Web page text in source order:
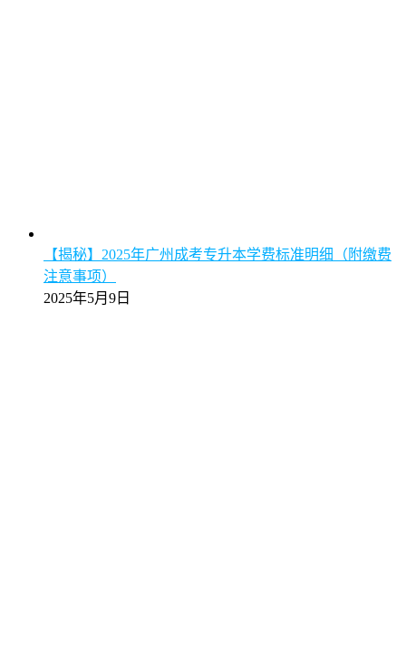
【揭秘】2025年广州成考专升本学费标准明细（附缴费
注意事项）
2025年5月9日